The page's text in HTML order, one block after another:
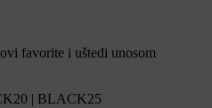
favorite i uštedi unosom
| BLACK25